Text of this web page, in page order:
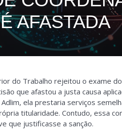
AFASTADA
do Trabalho rejeitou o exame
que afastou a justa causa
ela prestaria serviços
titularidade. Contudo, essa
que justificasse a sanção.